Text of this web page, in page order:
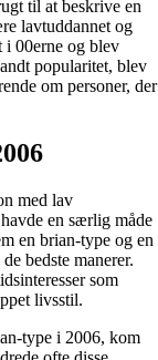
til at beskrive en
lavtuddannet og
00erne og blev
popularitet, blev
om personer, der
med lav
en særlig måde
en brian-type og en
bedste manerer.
som
livsstil.
type i 2006, kom